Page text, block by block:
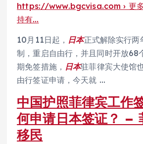
https://www.bgcvisa.com › 更多
持有…
10月11日起， 日本正式解除实行两
制，重启自由行，并且同时开放68
期免签措施， 日本驻菲律宾大使馆
由行签证申请，今天就 …
中国护照菲律宾工作
何申请日本签证？ –
移民